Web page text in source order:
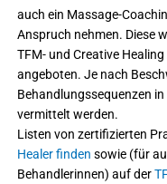
auch ein Massage-
Anspruch nehmen. Diese
TFM- und Creative
angeboten. Je nach
Behandlungssequenzen
vermittelt werden.
Listen von zertifizierten
Healer finden sowie (für
Behandlerinnen) auf der